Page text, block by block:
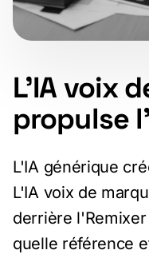
L'IA voix
propulse
L'IA générique
L'IA voix de
derrière
quelle référence